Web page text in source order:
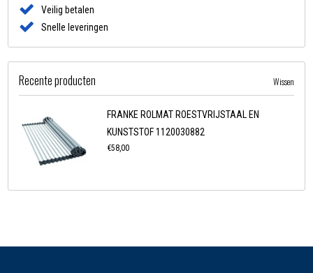
Veilig betalen
Snelle leveringen
Recente producten Wissen
FRANKE ROLMAT ROESTVRIJSTAAL EN
KUNSTSTOF 1120030882
€58,00